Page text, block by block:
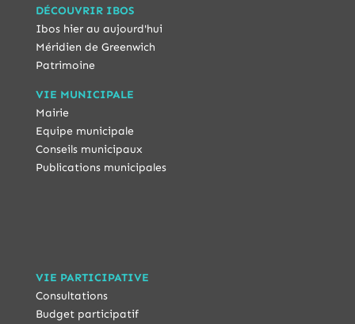
DÉCOUVRIR IBOS
Ibos hier au aujourd'hui
Méridien de Greenwich
Patrimoine
VIE MUNICIPALE
Mairie
Equipe municipale
Conseils municipaux
Publications municipales
VIE PARTICIPATIVE
Consultations
Budget participatif